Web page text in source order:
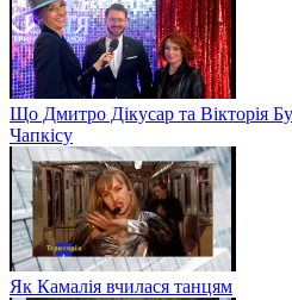
Що Дмитро Дікусар та Вікторія
Чапкісу
Як Камалія вчилася танцям